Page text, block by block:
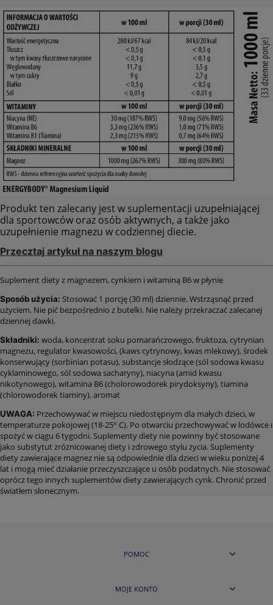
Produkt ten zalecany jest w suplementacji uzupełniającej
dla sportowców oraz osób aktywnych, a także jako
uzupełnienie magnezu w codziennej diecie.
Przecztaj artykuł na naszym blogu
Suplement diety z magnezem, cynkiem i witaminą B6 w płynie
Sposób użycia: Stosować 1 porcję (30 ml) dziennie. Wstrząsnąć przed
użyciem. Nie pić bezpośrednio z butelki. Nie należy przekraczać zalecanej
dziennej dawki.
Składniki: woda, koncentrat soku pomarańczowego, fruktoza, cytrynian
magnezu, regulator kwasowości, (kaws cytrynowy, kwas mlekowy), środek
konserwujący (sorbinian potasu), substancje słodzące (sól sodowa kwasu
cyklaminowego, sól sodowa sacharyny), niacyna (amid kwasu
nikotynowego), witamina B6 (cholorowodorek pirydoksyny), tiamina
(chlorowodorek tiaminy), aromat
UWAGA: Przechowywać w miejscu niedostępnym dla małych dzieci, w
temperaturze pokojowej (18-25° C). Po otwarciu przechowywać w lodówce i
spożyć w ciągu 6 tygodni. Suplementy diety nie powinny być stosowane
jako substytut zróżnicowanej diety i zdrowego stylu życia. Suplementy
diety zawierające magnez nie są odpowiednie dla dzieci w wieku poniżej 4
lat i mogą mieć działanie przeczyszczające u osób podatnych. Nie stosować
oprócz tego innych suplementów diety zawierających cynk. Chronić przed
światłem słonecznym.
POMOC
MOJE KONTO